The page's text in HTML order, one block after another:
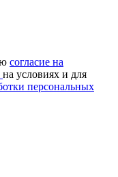
согласие на
на условиях и для
персональных